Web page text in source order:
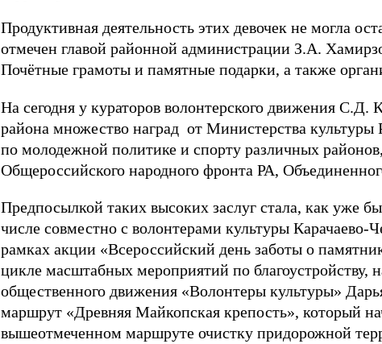
Продуктивная деятельность этих девочек не могла
отмечен главой районной администрации З.А.
Почётные грамоты и памятные подарки, а также
На сегодня у кураторов волонтерского движения
района множество наград от Министерства культуры
по молодежной политике и спорту различных
Общероссийского народного фронта РА,
Предпосылкой таких высоких заслуг стала, как уже
числе совместно с волонтерами культуры
рамках акции «Всероссийский день заботы о
цикле масштабных мероприятий по благоустройству,
общественного движения «Волонтеры культуры»
маршрут «Древняя Майкопская крепость», который
вышеотмеченном маршруте очистку придорожной